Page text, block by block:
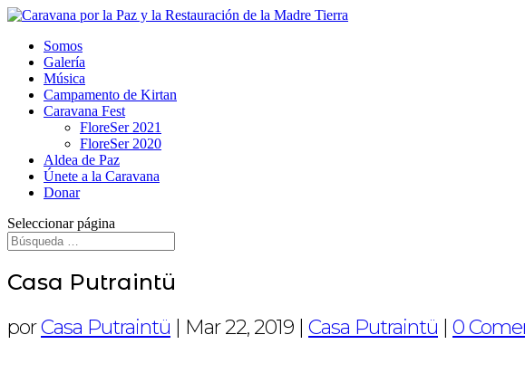
Somos
Galería
Música
Campamento de Kirtan
Caravana Fest
FloreSer 2021
FloreSer 2020
Aldea de Paz
Únete a la Caravana
Donar
Seleccionar página
Casa Putraintü
porCasa Putraintü | Mar 22, 2019 | Casa Putraintü | 0